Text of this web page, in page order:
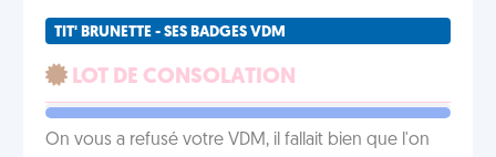
TIT' BRUNETTE - SES BADGES VDM
LOT DE CONSOLATION
On vous a refusé votre VDM, il fallait bien que l'on